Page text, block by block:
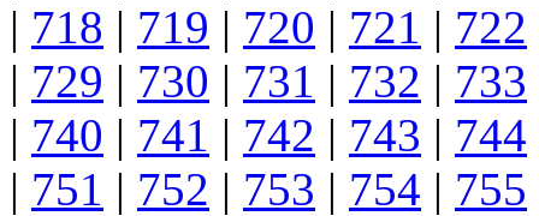
| 718 | 719 | 720 | 721 | 722
| 729 | 730 | 731 | 732 | 733
| 740 | 741 | 742 | 743 | 744
| 751 | 752 | 753 | 754 | 755